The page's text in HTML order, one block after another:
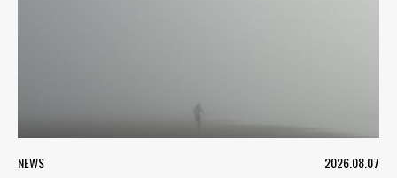
NEWS 2026.08.07